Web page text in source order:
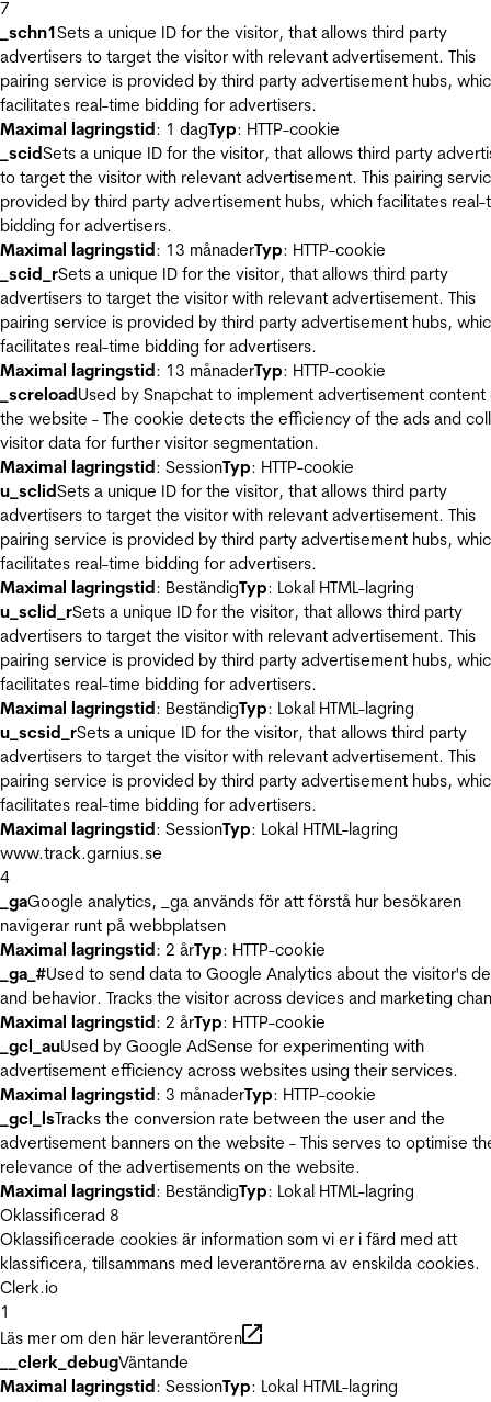
7
_schn1Sets a unique ID for the visitor, that allows third party
advertisers to target the visitor with relevant advertisement. This
pairing service is provided by third party advertisement hubs,
facilitates real-time bidding for advertisers.
Maximal lagringstid: 1 dagTyp: HTTP-cookie
_scidSets a unique ID for the visitor, that allows third party
to target the visitor with relevant advertisement. This pairing
provided by third party advertisement hubs, which facilitates real-
bidding for advertisers.
Maximal lagringstid: 13 månaderTyp: HTTP-cookie
_scid_rSets a unique ID for the visitor, that allows third party
advertisers to target the visitor with relevant advertisement. This
pairing service is provided by third party advertisement hubs,
facilitates real-time bidding for advertisers.
Maximal lagringstid: 13 månaderTyp: HTTP-cookie
_screloadUsed by Snapchat to implement advertisement content
the website - The cookie detects the efficiency of the ads and
visitor data for further visitor segmentation.
Maximal lagringstid: SessionTyp: HTTP-cookie
u_sclidSets a unique ID for the visitor, that allows third party
advertisers to target the visitor with relevant advertisement. This
pairing service is provided by third party advertisement hubs,
facilitates real-time bidding for advertisers.
Maximal lagringstid: BeständigTyp: Lokal HTML-lagring
u_sclid_rSets a unique ID for the visitor, that allows third party
advertisers to target the visitor with relevant advertisement. This
pairing service is provided by third party advertisement hubs,
facilitates real-time bidding for advertisers.
Maximal lagringstid: BeständigTyp: Lokal HTML-lagring
u_scsid_rSets a unique ID for the visitor, that allows third party
advertisers to target the visitor with relevant advertisement. This
pairing service is provided by third party advertisement hubs,
facilitates real-time bidding for advertisers.
Maximal lagringstid: SessionTyp: Lokal HTML-lagring
www.track.garnius.se
4
_gaGoogle analytics, _ga används för att förstå hur besökaren
navigerar runt på webbplatsen
Maximal lagringstid: 2 årTyp: HTTP-cookie
_ga_#Used to send data to Google Analytics about the visitor's
and behavior. Tracks the visitor across devices and marketing
Maximal lagringstid: 2 årTyp: HTTP-cookie
_gcl_auUsed by Google AdSense for experimenting with
advertisement efficiency across websites using their services.
Maximal lagringstid: 3 månaderTyp: HTTP-cookie
_gcl_lsTracks the conversion rate between the user and the
advertisement banners on the website - This serves to optimise
relevance of the advertisements on the website.
Maximal lagringstid: BeständigTyp: Lokal HTML-lagring
Oklassificerad 8
Oklassificerade cookies är information som vi er i färd med att
klassificera, tillsammans med leverantörerna av enskilda cookies.
Clerk.io
1
Läs mer om den här leverantören
__clerk_debugVäntande
Maximal lagringstid: SessionTyp: Lokal HTML-lagring